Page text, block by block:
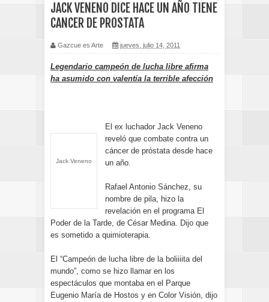
JACK VENENO DICE HACE UN AÑO TIENE
CANCER DE PROSTATA
Gazcue es Arte jueves, julio 14, 2011
Legendario campeón de lucha libre afirma
ha asumido con valentía la terrible afección
Jack Veneno
El ex luchador Jack Veneno
reveló que combate contra un
cáncer de próstata desde hace
un año.
Rafael Antonio Sánchez, su
nombre de pila, hizo la
revelación en el programa El
Poder de la Tarde, de César Medina. Dijo que
es sometido a quimioterapia.
El “Campeón de lucha libre de la boliiiita del
mundo”, como se hizo llamar en los
espectáculos que montaba en el Parque
Eugenio María de Hostos y en Color Visión, dijo